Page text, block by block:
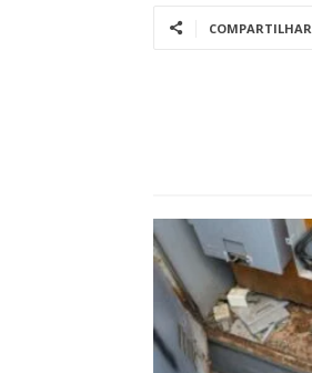
COMPARTILHAR